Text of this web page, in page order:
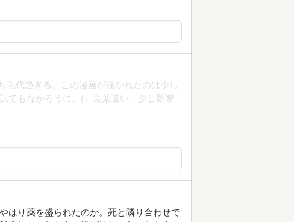
代過ぎる。この漫画が描かれたのは少し
でもなかろうに。(←言葉遣い、少し影響
はり薬を盛られたのか。死と隣り合わせで